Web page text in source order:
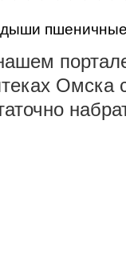
пшеничные
Омска